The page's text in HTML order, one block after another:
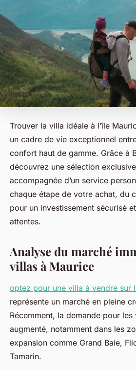
Trouver la villa idéale à l’île
un cadre de vie exceptionnel
confort haut de gamme. Grâce à
découvrez une sélection
accompagnée d’un service
chaque étape de votre achat, du
pour un investissement sécurisé
attentes.
Analyse du marché
villas à Maurice
optez pour une villa à vendre sur
représente un marché en pleine
Récemment, la demande pour
augmenté, notamment dans les
expansion comme Grand Baie,
Tamarin.